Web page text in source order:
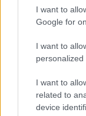
I want to
Google for
I want to
personalized
I want to
related to
device
középpontba.